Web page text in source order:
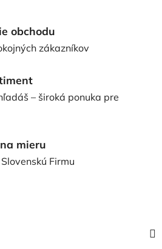
obchodu
zákazníkov
– široká ponuka pre
mieru
Firmu